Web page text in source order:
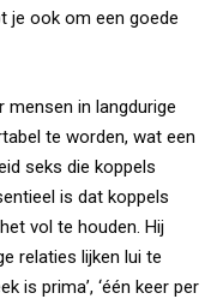
je ook om een goede
in langdurige
te worden, wat een
seks die koppels
is dat koppels
vol te houden. Hij
relaties lijken lui te
is prima’, ‘één keer per